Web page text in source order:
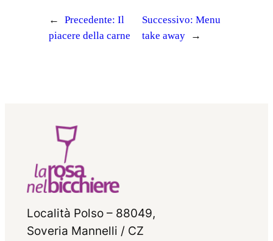
← Precedente: Il
piacere della carne
Successivo:Menu
take away
→
Località Polso – 88049,
Soveria Mannelli / CZ